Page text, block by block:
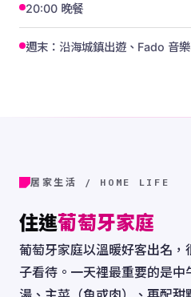
20:00 晚餐
週末：沿海城鎮出遊、Fado 音
居家生活 / HOME LIFE
住進葡萄牙家庭
葡萄牙家庭以溫暖好客出名
子看待。一天裡最重要的是